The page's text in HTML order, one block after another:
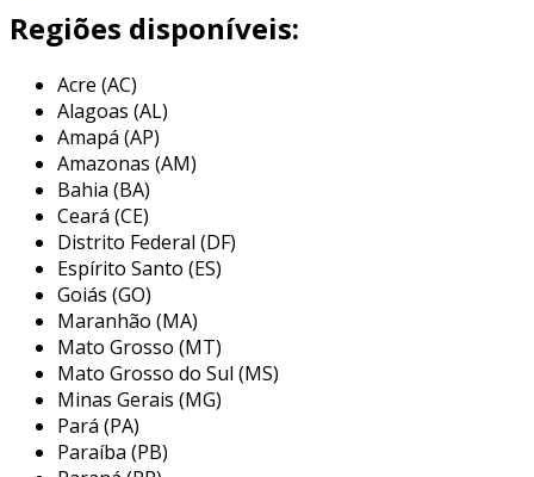
amplamente utilizado em casas, galpões e
outras construções, sendo uma escolha muito
prática e funcional.
fabricadas a partir de argila, as telhas
paulistinha passam por um processo de
queima que garante sua durabilidade e
resistência a condições climáticas adversas. são
oferecidas em várias cores e acabamentos,
permitindo uma personalização de acordo com
o projeto arquitetônico da construção. além
disso, destacam-se pela facilidade de instalação,
o que contribui para uma obra mais rápida e
eficiente.
principais características e
benefícios da telha paulistinha
Regiões disponíveis:
Acre (AC)
Alagoas (AL)
Amapá (AP)
Amazonas (AM)
Bahia (BA)
Ceará (CE)
Distrito Federal (DF)
Espírito Santo (ES)
Goiás (GO)
Maranhão (MA)
Mato Grosso (MT)
Mato Grosso do Sul (MS)
Minas Gerais (MG)
Pará (PA)
Paraíba (PB)